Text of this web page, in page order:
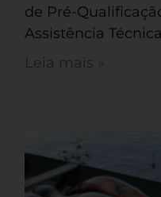
de Pré-
Assistência
Leia mais »